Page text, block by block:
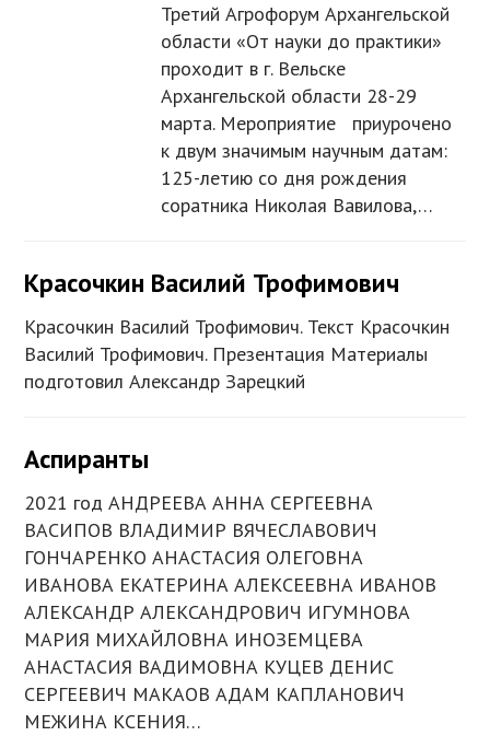
Третий Агрофорум Архангельской
области «От науки до практики»
проходит в г. Вельске
Архангельской области 28-29
марта. Мероприятие приурочено
к двум значимым научным датам:
125-летию со дня рождения
соратника Николая Вавилова,…
Красочкин Василий Трофимович
Красочкин Василий Трофимович. Текст Красочкин
Василий Трофимович. Презентация Материалы
подготовил Александр Зарецкий
Аспиранты
2021 год АНДРЕЕВА АННА СЕРГЕЕВНА
ВАСИПОВ ВЛАДИМИР ВЯЧЕСЛАВОВИЧ
ГОНЧАРЕНКО АНАСТАСИЯ ОЛЕГОВНА
ИВАНОВА ЕКАТЕРИНА АЛЕКСЕЕВНА ИВАНОВ
АЛЕКСАНДР АЛЕКСАНДРОВИЧ ИГУМНОВА
МАРИЯ МИХАЙЛОВНА ИНОЗЕМЦЕВА
АНАСТАСИЯ ВАДИМОВНА КУЦЕВ ДЕНИС
СЕРГЕЕВИЧ МАКАОВ АДАМ КАПЛАНОВИЧ
МЕЖИНА КСЕНИЯ…